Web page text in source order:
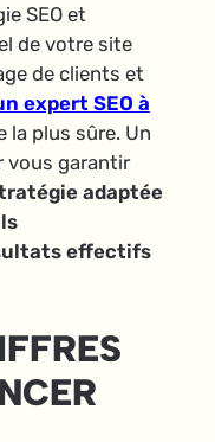
SEO et
de votre site
de clients et
expert SEO à
la plus sûre. Un
vous garantir
adaptée
effectifs